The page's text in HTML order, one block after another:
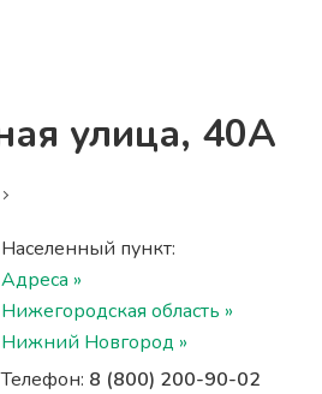
улица, 40А
Населенный пункт:
Адреса »
Нижегородская область »
Нижний Новгород »
Телефон: 8 (800) 200-90-02